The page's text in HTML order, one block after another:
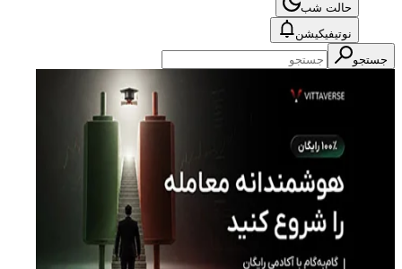
حالت شب
نوتیفیکیشن
جستجو